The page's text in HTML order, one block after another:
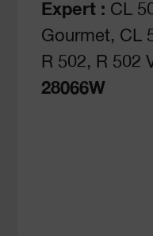
Expert : CL
Gourmet, CL
R 502, R 502
28066W